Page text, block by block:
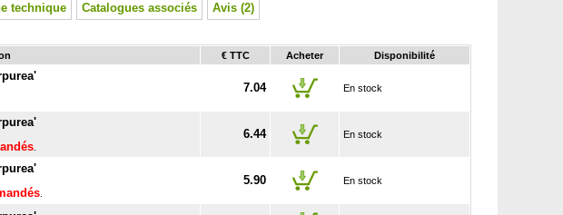
technique Catalogues associés Avis (2)
€ TTC Acheter Disponibilité
7.04 En stock
6.44 En stock
5.90 En stock